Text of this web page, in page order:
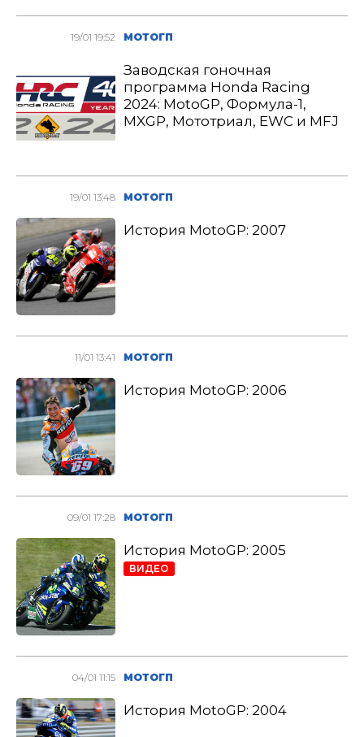
19/01 19:52 МОТОГП
Заводская гоночная
программа Honda Racing
2024: MotoGP, Формула-1,
MXGP, Мототриал, EWC и MFJ
19/01 13:48 МОТОГП
История MotoGP: 2007
11/01 13:41 МОТОГП
История MotoGP: 2006
09/01 17:28 МОТОГП
История MotoGP: 2005
ВИДЕО
04/01 11:15 МОТОГП
История MotoGP: 2004